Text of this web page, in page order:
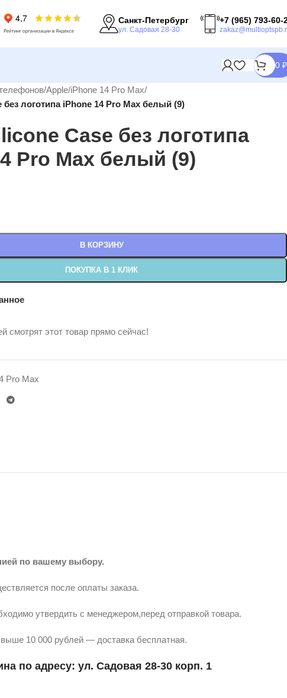
Санкт-Петербург
ул. Садовая 28-30
+7 (965) 793-60-
0 ₽
/Apple/iPhone 14 Pro Max/
логотипа iPhone 14 Pro Max белый (9)
Case без логотипа
Pro Max белый (9)
В КОРЗИНУ
ПОКУПКА В 1 КЛИК
смотрят этот товар прямо сейчас!
Pro Max
по вашему выбору.
после оплаты заказа.
утвердить с менеджером,перед отправкой товара.
10 000 рублей — доставка бесплатная.
по адресу: ул. Садовая 28-30 корп. 1